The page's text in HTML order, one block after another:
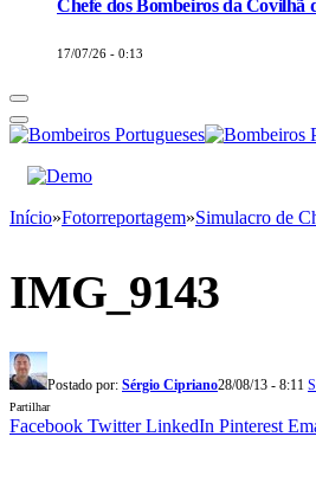
Chefe dos Bombeiros da Covilhã
17/07/26 - 0:13
Início»Fotorreportagem»Simulacro de
IMG_9143
Postado por: Sérgio Cipriano28/08/13 - 8:11
Partilhar
Facebook Twitter LinkedIn Pinterest